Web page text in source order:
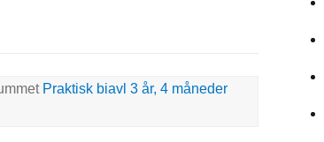
Praktisk biavl 3 år, 4 måneder